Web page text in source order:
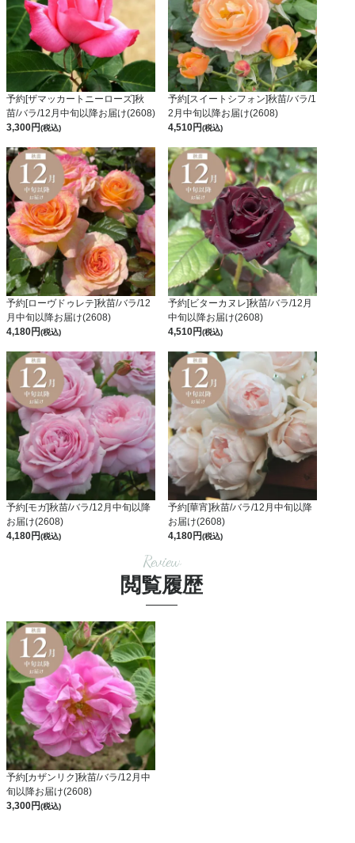
予約[ザマッカートニーローズ]秋
苗/バラ/12月中旬以降お届け(2608)
3,300
(税込)
予約[スイートシフォン]秋苗/バラ/1
2月中旬以降お届け(2608)
4,510
(税込)
予約[ローヴドゥレテ]秋苗/バラ/12
月中旬以降お届け(2608)
4,180
(税込)
予約[ビターカヌレ]秋苗/バラ/12月
中旬以降お届け(2608)
4,510
(税込)
予約[モガ]秋苗/バラ/12月中旬以降
お届け(2608)
4,180
(税込)
予約[華宵]秋苗/バラ/12月中旬以降
お届け(2608)
4,180
(税込)
Review
閲覧履歴
予約[カザンリク]秋苗/バラ/12月中
旬以降お届け(2608)
3,300
(税込)